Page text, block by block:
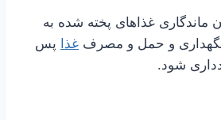
ماندگاری غذاهای پخته شده به
و حمل و مصرف غذا پس
شود.